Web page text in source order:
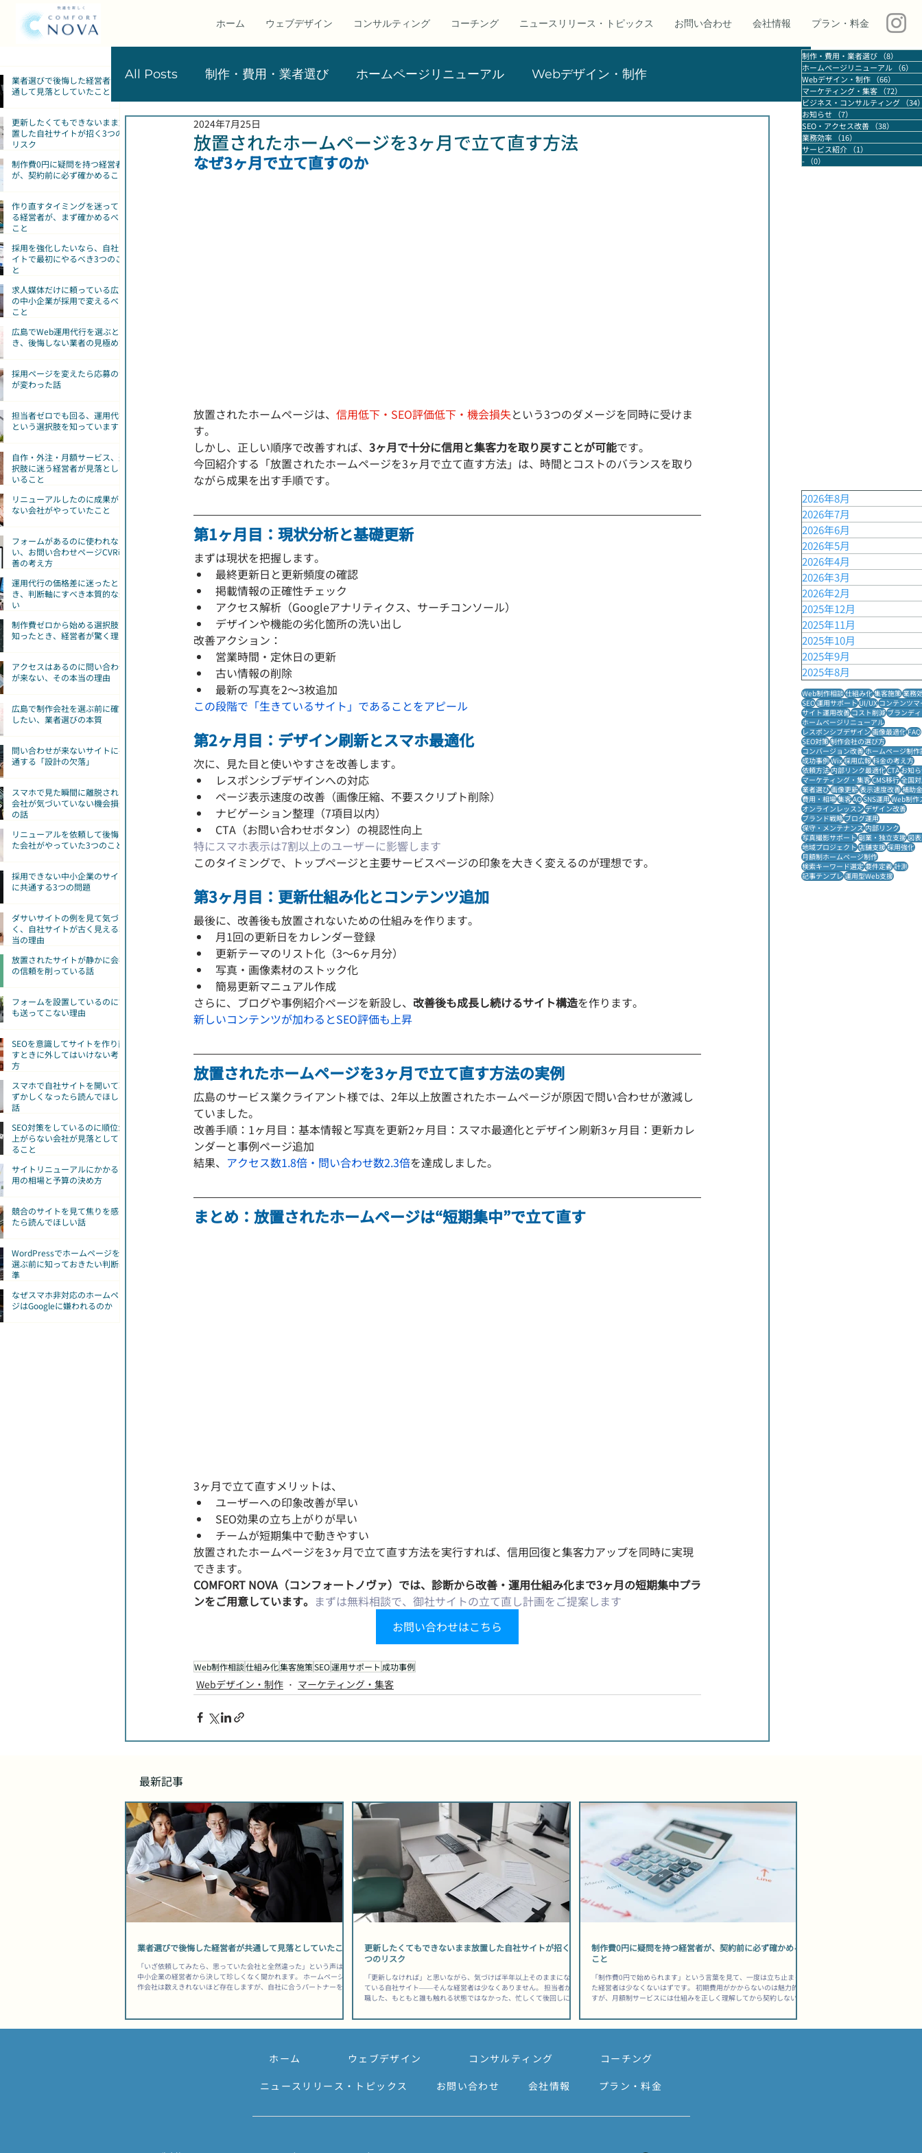
ホーム ウェブデザイン コンサルティング コーチング ニュースリリース・トピックス お問い合わせ 会社情報 プラン・料金
業者選びで後悔した経営者が共
通して見落としていたこと
更新したくてもできないまま放
置した自社サイトが招く3つの
リスク
制作費0円に疑問を持つ経営者
が、契約前に必ず確かめること
作り直すタイミングを迷ってい
る経営者が、まず確かめるべき
こと
採用を強化したいなら、自社サ
イトで最初にやるべき3つのこ
と
求人媒体だけに頼っている広島
の中小企業が採用で変えるべき
こと
広島でWeb運用代行を選ぶと
き、後悔しない業者の見極め方
採用ページを変えたら応募の質
が変わった話
担当者ゼロでも回る、運用代行
という選択肢を知っていますか
自作・外注・月額サービス、選
択肢に迷う経営者が見落として
いること
リニューアルしたのに成果が出
ない会社がやっていたこと
フォームがあるのに使われな
い、お問い合わせページCVR改
善の考え方
運用代行の価格差に迷ったと
き、判断軸にすべき本質的な違
い
制作費ゼロから始める選択肢を
知ったとき、経営者が驚く理由
アクセスはあるのに問い合わせ
が来ない、その本当の理由
広島で制作会社を選ぶ前に確認
したい、業者選びの本質
問い合わせが来ないサイトに共
通する「設計の欠落」
スマホで見た瞬間に離脱される
会社が気づいていない機会損失
の話
リニューアルを依頼して後悔し
た会社がやっていた3つのこと
採用できない中小企業のサイト
に共通する3つの問題
ダサいサイトの例を見て気づ
く、自社サイトが古く見える本
当の理由
放置されたサイトが静かに会社
の信頼を削っている話
フォームを設置しているのに誰
も送ってこない理由
SEOを意識してサイトを作り直
すときに外してはいけない考え
方
スマホで自社サイトを開いて恥
ずかしくなったら読んでほしい
話
SEO対策をしているのに順位が
上がらない会社が見落としてい
ること
サイトリニューアルにかかる費
用の相場と予算の決め方
競合のサイトを見て焦りを感じ
たら読んでほしい話
WordPressでホームページを
選ぶ前に知っておきたい判断基
準
なぜスマホ非対応のホームペー
ジはGoogleに嫌われるのか
All Posts 制作・費用・業者選び ホームページリニューアル Webデザイン・制作
マーケティング・集客
放置されたホームページを3ヶ月で立て直す方法
2024年7月25日
なぜ3ヶ月で立て直すのか
放置されたホームページは、 信用低下・SEO評価低下・機会損失という3つのダメージを同時に受けま
す。
しかし、正しい順序で改善すれば、 3ヶ月で十分に信用と集客力を取り戻すことが可能です。
今回紹介する「放置されたホームページを3ヶ月で立て直す方法」は、時間とコストのバランスを取り
ながら成果を出す手順です。
第1ヶ月目：現状分析と基礎更新
まずは現状を把握します。
最終更新日と更新頻度の確認
掲載情報の正確性チェック
アクセス解析（Googleアナリティクス、サーチコンソール）
デザインや機能の劣化箇所の洗い出し
改善アクション：
営業時間・定休日の更新
古い情報の削除
最新の写真を2〜3枚追加
この段階で「生きているサイト」であることをアピール
第2ヶ月目：デザイン刷新とスマホ最適化
次に、見た目と使いやすさを改善します。
レスポンシブデザインへの対応
ページ表示速度の改善（画像圧縮、不要スクリプト削除）
ナビゲーション整理（7項目以内）
CTA（お問い合わせボタン）の視認性向上
特にスマホ表示は7割以上のユーザーに影響します
このタイミングで、トップページと主要サービスページの印象を大きく変えるのが理想です。
第3ヶ月目：更新仕組み化とコンテンツ追加
最後に、改善後も放置されないための仕組みを作ります。
月1回の更新日をカレンダー登録
更新テーマのリスト化（3〜6ヶ月分）
写真・画像素材のストック化
簡易更新マニュアル作成
さらに、ブログや事例紹介ページを新設し、 改善後も成長し続けるサイト構造を作ります。
新しいコンテンツが加わるとSEO評価も上昇
放置されたホームページを3ヶ月で立て直す方法の実例
広島のサービス業クライアント様では、2年以上放置されたホームページが原因で問い合わせが激減し
ていました。
改善手順：1ヶ月目：基本情報と写真を更新2ヶ月目：スマホ最適化とデザイン刷新3ヶ月目：更新カレ
ンダーと事例ページ追加
結果、 アクセス数1.8倍・問い合わせ数2.3倍を達成しました。
まとめ：放置されたホームページは“短期集中”で立て直す
3ヶ月で立て直すメリットは、
ユーザーへの印象改善が早い
SEO効果の立ち上がりが早い
チームが短期集中で動きやすい
放置されたホームページを3ヶ月で立て直す方法を実行すれば、信用回復と集客力アップを同時に実現
できます。
COMFORT NOVA（コンフォートノヴァ）では、診断から改善・運用仕組み化まで3ヶ月の短期集中プラ
ンをご用意しています。 まずは無料相談で、御社サイトの立て直し計画をご提案します
お問い合わせはこちら
Web制作相談仕組み化集客施策SEO運用サポート 成功事例
Webデザイン・制作 マーケティング・集客
制作・費用・業者選び （8）
ホームページリニューアル （6）
Webデザイン・制作 （66）
マーケティング・集客 （72）
ビジネス・コンサルティング （34
お知らせ
（7）
SEO・アクセス改善 （38）
業務効率 （16）
サービス紹介 （1）
- （0）
2026年8月
2026年7月
2026年6月
2026年5月
2026年4月
2026年3月
2026年2月
2025年12月
2025年11月
2025年10月
2025年9月
2025年8月
Web制作相談仕組み化集客施策業務
SEO運用サポートUI/UXコンテンツマ
サイト運用改善コスト削減ブランデ
ホームページリニューアル
レスポンシブデザイン画像最適化FAQ
SEO対策制作会社の選び方
コンバージョン改善ホームページ制作
成功事例Wix採用広報料金の考え方
依頼方法内部リンク最適化CTAお知
マーケティング・集客CMS移行全国
業者選び画像更新表示速度改善補助
費用・相場集客AQSNS運用Web制作
オンラインレッスンデザイン改善
ブランド戦略ブログ運用
保守・メンテナンス内部リンク
写真撮影サポート副業・独立支援図
地域プロジェクト店舗支援採用強化
月額制ホームページ制作
検索キーワード選定要件定義計測
記事テンプレ運用型Web支援
最新記事
業者選びで後悔した経営者が共通して見落としていたこと
「いざ依頼してみたら、思っていた会社と全然違った」という声は、
中小企業の経営者から決して珍しくなく聞かれます。 ホームページ制
作会社は数えきれないほど存在しますが、自社に合うパートナーを見
ったから選んだのに、公開後は何も変わらなかった」——その後悔
は、選ぶ前に防げた可能性があります。 ホームページ制作会社選び方
むしろ運用の始まりです。 制作会社を選ぶ際は「作ってもらう会社」
頼訴求など、自社が何を達成したいのかを先に言語化してから相談に
更新したくてもできないまま放置した自社サイトが招く3
つのリスク
「更新しなければ」と思いながら、気づけば半年以上そのままになっ
ている自社サイト——そんな経営者は少なくありません。 担当者が退
職した、もともと誰も触れる状態ではなかった、忙しくて後回しにな
す。 「うちのスタッフ、誰も触れないだろうな」と感じたまま、サイ
トを動かさずにいる間にも、競合は動き続けています。 ホームページ
情報が加わっているかどうかをクロール頻度で把握しており、長期間
すくなります。 【把握しておきたい目安】ページの更新が3〜6ヶ月以
上止まると、競合が定期的にコンテンツを追加している場合に比べて
制作費0円に疑問を持つ経営者が、契約前に必ず確かめる
こと
「制作費0円で始められます」という言葉を見て、一度は立ち止まっ
た経営者は少なくないはずです。 初期費用がかからないのは魅力的で
すが、月額制サービスには仕組みを正しく理解してから契約しない
ます。 この記事では、制作費0円・月額制のホームページサービスが
持つ構造的な特徴と、契約前に必ず確認しておくべき項目を整理しま
作費0円が成立する仕組みとは 制作費0円のサービスは、制作にかかる
ージ制作には、デザイン・コーディング・サーバー・ドメイン・保守
といった複数のコストが必ず発生します。「0円」はあくまで「初期
ホーム ウェブデザイン コンサルティング
コーチング
ニュースリリース・トピックス
お問い合わせ 会社情報 プラン・料金